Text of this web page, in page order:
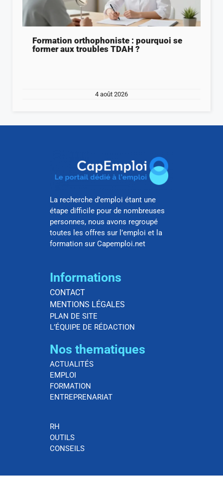
Formation orthophoniste : pourquoi se
former aux troubles TDAH ?
4 août 2026
La recherche d’emploi étant une
étape difficile pour de nombreuses
personnes, nous avons regroupé
toutes les offres sur l’emploi et la
formation sur Capemploi.net
Informations
CONTACT
MENTIONS LÉGALES
PLAN DE SITE
L’ÉQUIPE DE RÉDACTION
Nos thematiques
ACTUALITÉS
EMPLOI
FORMATION
ENTREPRENARIAT
RH
OUTILS
CONSEILS